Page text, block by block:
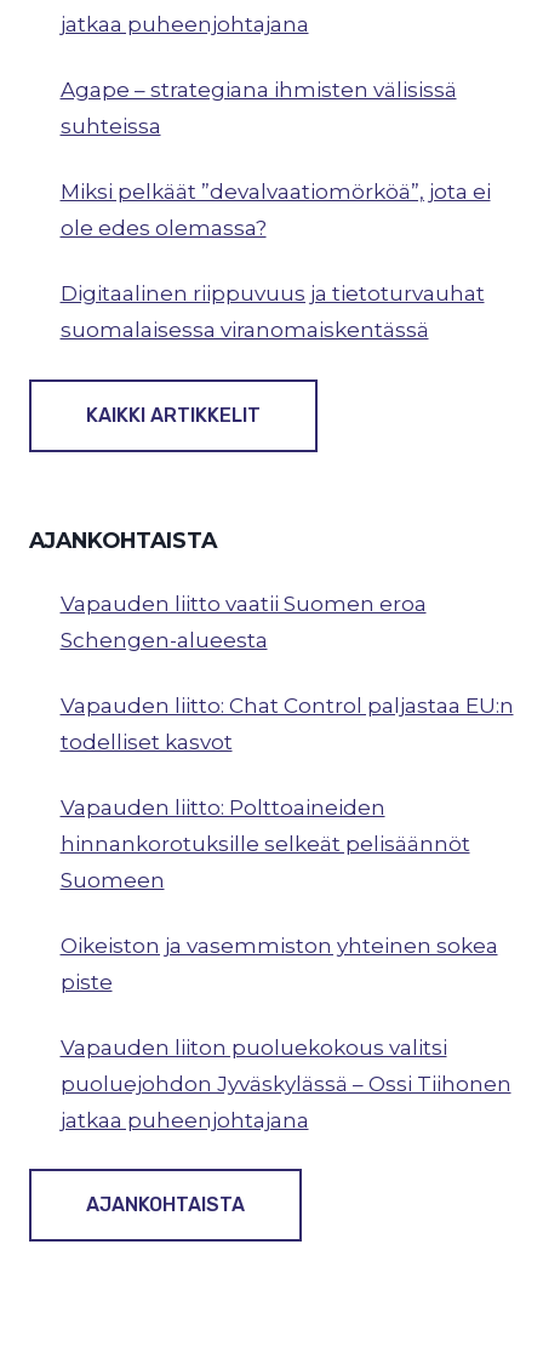
jatkaa puheenjohtajana
Agape – strategiana ihmisten välisissä
suhteissa
Miksi pelkäät ”devalvaatiomörköä”, jota ei
ole edes olemassa?
Digitaalinen riippuvuus ja tietoturvauhat
suomalaisessa viranomaiskentässä
KAIKKI ARTIKKELIT
AJANKOHTAISTA
Vapauden liitto vaatii Suomen eroa
Schengen-alueesta
Vapauden liitto: Chat Control paljastaa EU:n
todelliset kasvot
Vapauden liitto: Polttoaineiden
hinnankorotuksille selkeät pelisäännöt
Suomeen
Oikeiston ja vasemmiston yhteinen sokea
piste
Vapauden liiton puoluekokous valitsi
puoluejohdon Jyväskylässä – Ossi Tiihonen
jatkaa puheenjohtajana
AJANKOHTAISTA